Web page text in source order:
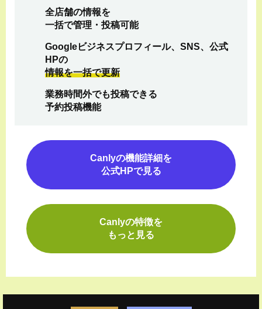
全店舗の情報を
一括で管理・投稿可能
Googleビジネスプロフィール、SNS、公式
HPの
情報を一括で更新
業務時間外でも投稿できる
予約投稿機能
Canlyの機能詳細を
公式HPで見る
Canlyの特徴を
もっと見る